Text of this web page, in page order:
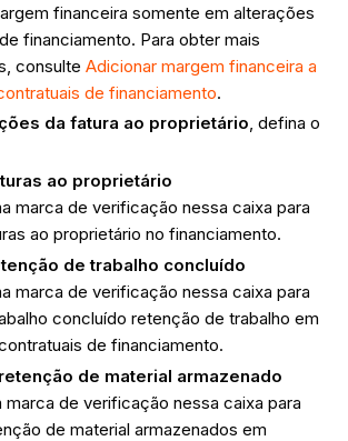
financeira somente em alterações
financiamento. Para obter mais
consulte Adicionar margem financeira a
de financiamento.
da fatura ao proprietário, defina o
ao proprietário
marca de verificação nessa caixa para
ao proprietário no financiamento.
de trabalho concluído
marca de verificação nessa caixa para
concluído retenção de trabalho em
de financiamento.
de material armazenado
marca de verificação nessa caixa para
de material armazenados em